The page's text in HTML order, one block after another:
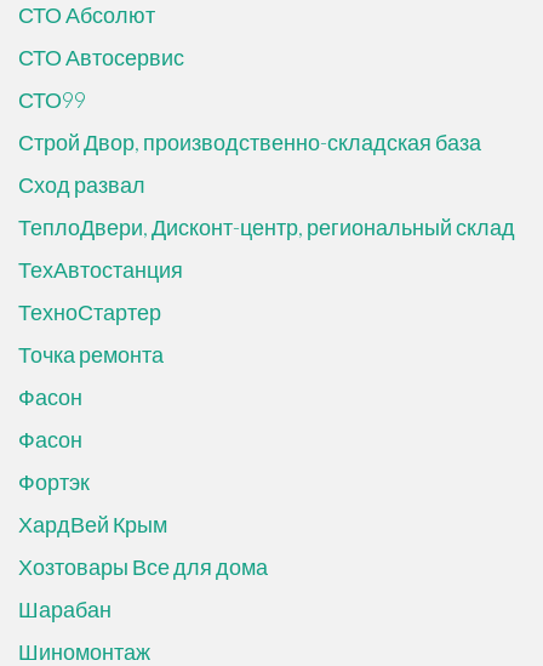
СТО Абсолют
СТО Автосервис
СТО99
Строй Двор, производственно-складская база
Сход развал
ТеплоДвери, Дисконт-центр, региональный склад
ТехАвтостанция
ТехноСтартер
Точка ремонта
Фасон
Фасон
Фортэк
ХардВей Крым
Хозтовары Все для дома
Шарабан
Шиномонтаж